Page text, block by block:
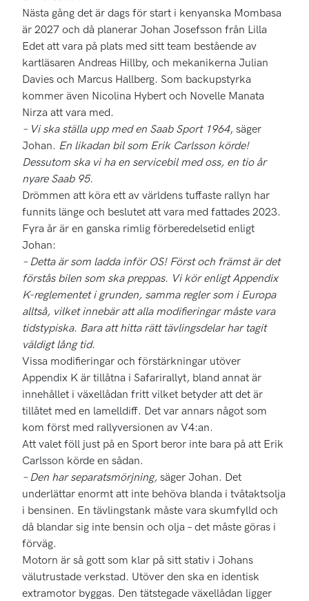
Nästa gång det är dags för start i kenyanska Mombasa
är 2027 och då planerar Johan Josefsson från Lilla
Edet att vara på plats med sitt team bestående av
kartläsaren Andreas Hillby, och mekanikerna Julian
Davies och Marcus Hallberg. Som backupstyrka
kommer även Nicolina Hybert och Novelle Manata
Nirza att vara med.
– Vi ska ställa upp med en Saab Sport 1964, säger
Johan. En likadan bil som Erik Carlsson körde!
Dessutom ska vi ha en servicebil med oss, en tio år
nyare Saab 95.
Drömmen att köra ett av världens tuffaste rallyn har
funnits länge och beslutet att vara med fattades 2023.
Fyra år är en ganska rimlig förberedelsetid enligt
Johan:
– Detta är som ladda inför OS! Först och främst är det
förstås bilen som ska preppas. Vi kör enligt Appendix
K-reglementet i grunden, samma regler som i Europa
alltså, vilket innebär att alla modifieringar måste vara
tidstypiska. Bara att hitta rätt tävlingsdelar har tagit
väldigt lång tid.
Vissa modifieringar och förstärkningar utöver
Appendix K är tillåtna i Safarirallyt, bland annat är
innehållet i växellådan fritt vilket betyder att det är
tillåtet med en lamelldiff. Det var annars något som
kom först med rallyversionen av V4:an.
Att valet föll just på en Sport beror inte bara på att Erik
Carlsson körde en sådan.
– Den har separatsmörjning, säger Johan. Det
underlättar enormt att inte behöva blanda i tvåtaktsolja
i bensinen. En tävlingstank måste vara skumfylld och
då blandar sig inte bensin och olja – det måste göras i
förväg.
Motorn är så gott som klar på sitt stativ i Johans
välutrustade verkstad. Utöver den ska en identisk
extramotor byggas. Den tätstegade växellådan ligger